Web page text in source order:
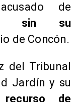
de
sin su
de Concón.
del Tribunal
Jardín y su
recurso de